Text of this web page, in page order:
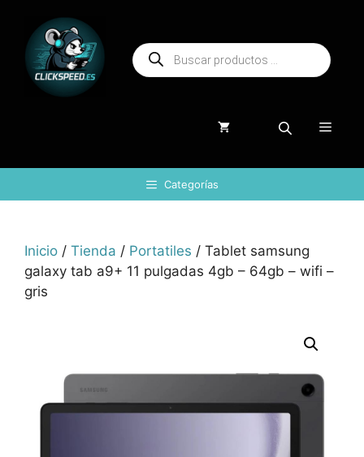
contenido
Búsqueda
de
productos
Menú
Categorías
Inicio / Tienda / Portatiles / Tablet samsung
galaxy tab a9+ 11 pulgadas 4gb – 64gb – wifi –
gris